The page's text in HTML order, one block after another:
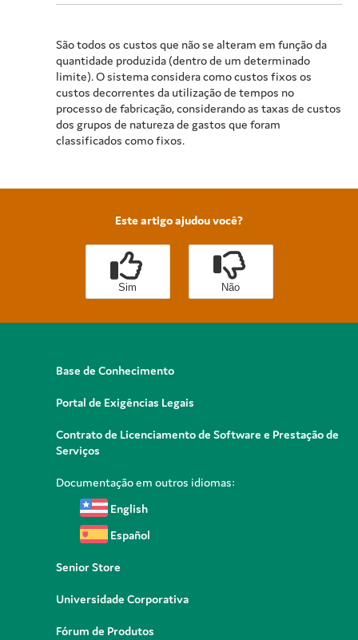
São todos os custos que não se alteram em função da
quantidade produzida (dentro de um determinado
limite). O sistema considera como custos fixos os
custos decorrentes da utilização de tempos no
processo de fabricação, considerando as taxas de custos
dos grupos de natureza de gastos que foram
classificados como fixos.
Este artigo ajudou você?
Sim Não
Base de Conhecimento
Portal de Exigências Legais
Contrato de Licenciamento de Software e Prestação de
Serviços
Documentação em outros idiomas:
English
Español
Senior Store
Universidade Corporativa
Fórum de Produtos